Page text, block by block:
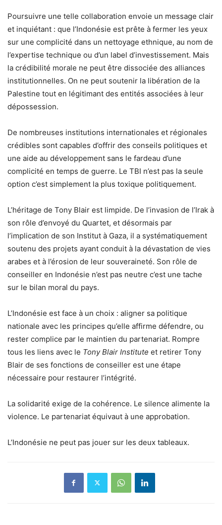
Poursuivre une telle collaboration envoie un message clair
et inquiétant : que l’Indonésie est prête à fermer les yeux
sur une complicité dans un nettoyage ethnique, au nom de
l’expertise technique ou d’un label d’investissement. Mais
la crédibilité morale ne peut être dissociée des alliances
institutionnelles. On ne peut soutenir la libération de la
Palestine tout en légitimant des entités associées à leur
dépossession.
De nombreuses institutions internationales et régionales
crédibles sont capables d’offrir des conseils politiques et
une aide au développement sans le fardeau d’une
complicité en temps de guerre. Le TBI n’est pas la seule
option c’est simplement la plus toxique politiquement.
L’héritage de Tony Blair est limpide. De l’invasion de l’Irak à
son rôle d’envoyé du Quartet, et désormais par
l’implication de son Institut à Gaza, il a systématiquement
soutenu des projets ayant conduit à la dévastation de vies
arabes et à l’érosion de leur souveraineté. Son rôle de
conseiller en Indonésie n’est pas neutre c’est une tache
sur le bilan moral du pays.
L’Indonésie est face à un choix : aligner sa politique
nationale avec les principes qu’elle affirme défendre, ou
rester complice par le maintien du partenariat. Rompre
tous les liens avec le Tony Blair Institute et retirer Tony
Blair de ses fonctions de conseiller est une étape
nécessaire pour restaurer l’intégrité.
La solidarité exige de la cohérence. Le silence alimente la
violence. Le partenariat équivaut à une approbation.
L’Indonésie ne peut pas jouer sur les deux tableaux.